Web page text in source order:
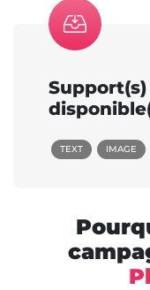
TEXT IMAGE